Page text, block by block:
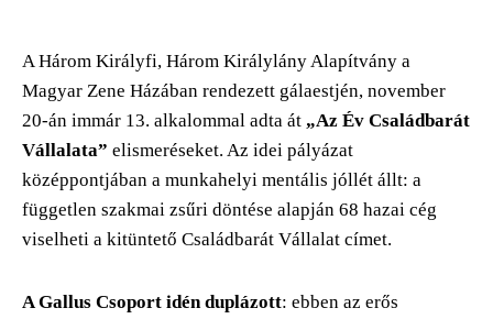
A Három Királyfi, Három Királylány Alapítvány a
Magyar Zene Házában rendezett gálaestjén, november
20-án immár 13. alkalommal adta át „Az Év Családbarát
Vállalata” elismeréseket. Az idei pályázat
középpontjában a munkahelyi mentális jóllét állt: a
független szakmai zsűri döntése alapján 68 hazai cég
viselheti a kitüntető Családbarát Vállalat címet.
A Gallus Csoport idén duplázott: ebben az erős